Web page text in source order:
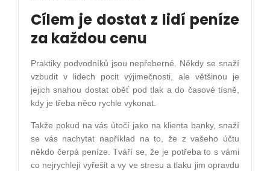
Cílem je dostat z lidí peníze
za každou cenu
Praktiky podvodníků jsou nepřeberné. Někdy se snaží
vzbudit v lidech pocit výjimečnosti, ale většinou je
jejich snahou dostat oběť pod tlak a do časové tísně,
kdy je třeba něco rychle vykonat.
Takže pokud na vás útočí jako na klienta banky, snaží
se vás nachytat například na to, že z vašeho účtu
někdo čerpá peníze. Tváří se, že je potřeba to s vámi
co nejrychleji vyřešit a vy ve stresu a tlaku jim opravdu